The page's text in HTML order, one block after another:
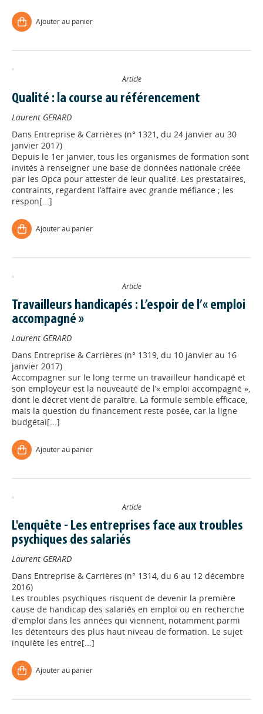
Ajouter au panier
Article
Qualité : la course au référencement
Laurent GERARD
Dans Entreprise & Carrières (n° 1321, du 24 janvier au 30
janvier 2017)
Depuis le 1er janvier, tous les organismes de formation sont
invités à renseigner une base de données nationale créée
par les Opca pour attester de leur qualité. Les prestataires,
contraints, regardent l’affaire avec grande méfiance ; les
respon[...]
Ajouter au panier
Article
Travailleurs handicapés : L’espoir de l’« emploi
accompagné »
Laurent GERARD
Dans Entreprise & Carrières (n° 1319, du 10 janvier au 16
janvier 2017)
Accompagner sur le long terme un travailleur handicapé et
son employeur est la nouveauté de l’« emploi accompagné »,
dont le décret vient de paraître. La formule semble efficace,
mais la question du financement reste posée, car la ligne
budgétai[...]
Ajouter au panier
Article
L'enquête - Les entreprises face aux troubles
psychiques des salariés
Laurent GERARD
Dans Entreprise & Carrières (n° 1314, du 6 au 12 décembre
2016)
Les troubles psychiques risquent de devenir la première
cause de handicap des salariés en emploi ou en recherche
d'emploi dans les années qui viennent, notamment parmi
les détenteurs des plus haut niveau de formation. Le sujet
inquiète les entre[...]
Ajouter au panier